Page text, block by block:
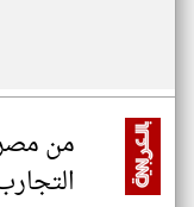
من